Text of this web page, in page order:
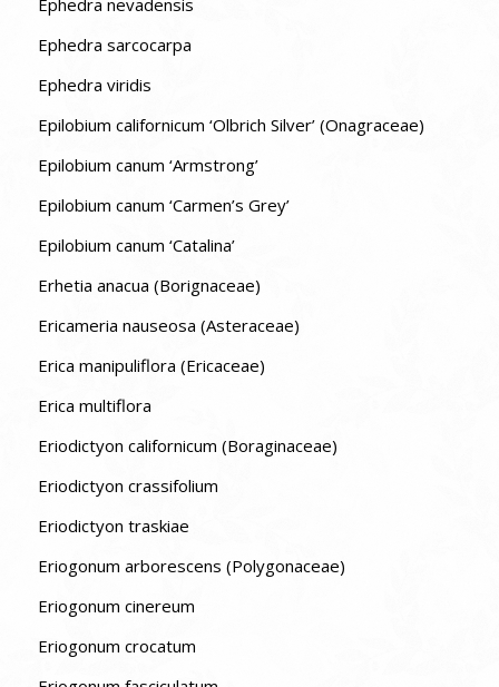
Ephedra sarcocarpa
Ephedra viridis
Epilobium californicum ‘Olbrich Silver’ (Onagraceae)
Epilobium canum ‘Armstrong’
Epilobium canum ‘Carmen’s Grey’
Epilobium canum ‘Catalina’
Erhetia anacua (Borignaceae)
Ericameria nauseosa (Asteraceae)
Erica manipuliflora (Ericaceae)
Erica multiflora
Eriodictyon californicum (Boraginaceae)
Eriodictyon crassifolium
Eriodictyon traskiae
Eriogonum arborescens (Polygonaceae)
Eriogonum cinereum
Eriogonum crocatum